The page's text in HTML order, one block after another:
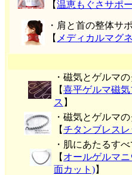
【温恵もぐさサポ
・肩と首の整体サ
【 メディカルマグ
・磁気とゲルマ
【喜平ゲルマ磁
ス 】
・磁気とゲルマ
【チタンブレスレ
・肌にあたるす
【 オールゲルマ
面カット)】